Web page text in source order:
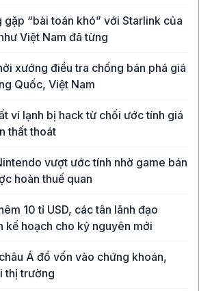
gặp “bài toán khó” với Starlink của
Việt Nam đã từng
xướng điều tra chống bán phá giá
Quốc, Việt Nam
ví lạnh bị hack từ chối ước tính giá
thất thoát
vượt ước tính nhờ game bán
hoàn thuế quan
10 tỉ USD, các tân lãnh đạo
kế hoạch cho kỷ nguyên mới
Á đổ vốn vào chứng khoán,
thị trường